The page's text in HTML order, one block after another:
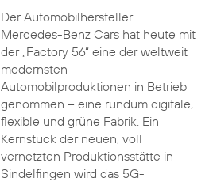
Der Automobilhersteller
Mercedes-Benz Cars hat heute mit
der „Factory 56“ eine der weltweit
modernsten
Automobilproduktionen in Betrieb
genommen – eine rundum digitale,
flexible und grüne Fabrik. Ein
Kernstück der neuen, voll
vernetzten Produktionsstätte in
Sindelfingen wird das 5G-